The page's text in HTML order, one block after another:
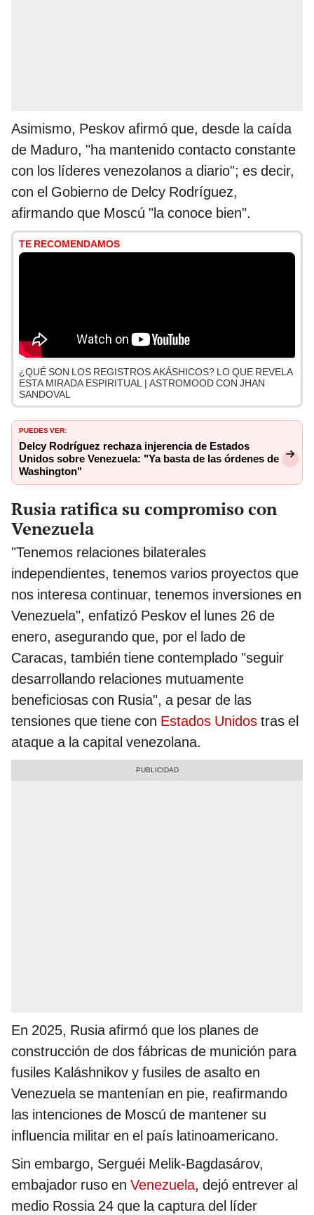
Asimismo, Peskov afirmó que, desde la caída
de Maduro, "ha mantenido contacto constante
con los líderes venezolanos a diario"; es decir,
con el Gobierno de Delcy Rodríguez,
afirmando que Moscú "la conoce bien".
TE RECOMENDAMOS
¿QUÉ SON LOS REGISTROS AKÁSHICOS? LO QUE REVELA
ESTA MIRADA ESPIRITUAL | ASTROMOOD CON JHAN
SANDOVAL
PUEDES VER:
Delcy Rodríguez rechaza injerencia de Estados
Unidos sobre Venezuela: "Ya basta de las órdenes de
Washington"
Rusia ratifica su compromiso con
Venezuela
"Tenemos relaciones bilaterales
independientes, tenemos varios proyectos que
nos interesa continuar, tenemos inversiones en
Venezuela", enfatizó Peskov el lunes 26 de
enero, asegurando que, por el lado de
Caracas, también tiene contemplado "seguir
desarrollando relaciones mutuamente
beneficiosas con Rusia", a pesar de las
tensiones que tiene con Estados Unidos tras el
ataque a la capital venezolana.
En 2025, Rusia afirmó que los planes de
construcción de dos fábricas de munición para
fusiles Kaláshnikov y fusiles de asalto en
Venezuela se mantenían en pie, reafirmando
las intenciones de Moscú de mantener su
influencia militar en el país latinoamericano.
Sin embargo, Serguéi Melik-Bagdasárov,
embajador ruso en Venezuela, dejó entrever al
medio Rossia 24 que la captura del líder